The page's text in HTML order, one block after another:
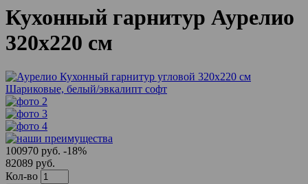
Кухонный гарнитур Аурелио
320х220 см
100970 руб. -18%
82089 руб.
Кол-во